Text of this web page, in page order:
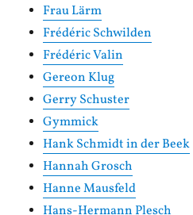
Frau Lärm
Frédéric Schwilden
Frédéric Valin
Gereon Klug
Gerry Schuster
Gymmick
Hank Schmidt in der Beek
Hannah Grosch
Hanne Mausfeld
Hans-Hermann Plesch